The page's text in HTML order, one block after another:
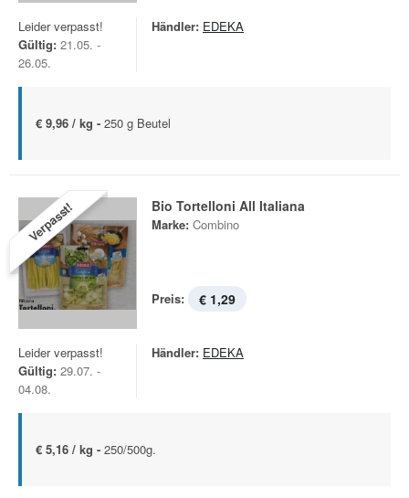
Leider verpasst!
Gültig: 21.05. -
26.05.
Händler: EDEKA
€ 9,96 / kg - 250 g Beutel
Verpasst! Bio Tortelloni All Italiana
Marke: Combino
Preis: € 1,29
Leider verpasst!
Gültig: 29.07. -
04.08.
Händler: EDEKA
€ 5,16 / kg - 250/500g.